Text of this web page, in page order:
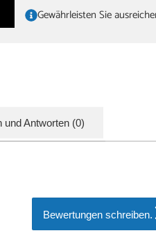
Gewährleisten Sie
und Antworten (0)
Bewertungen schreiben.